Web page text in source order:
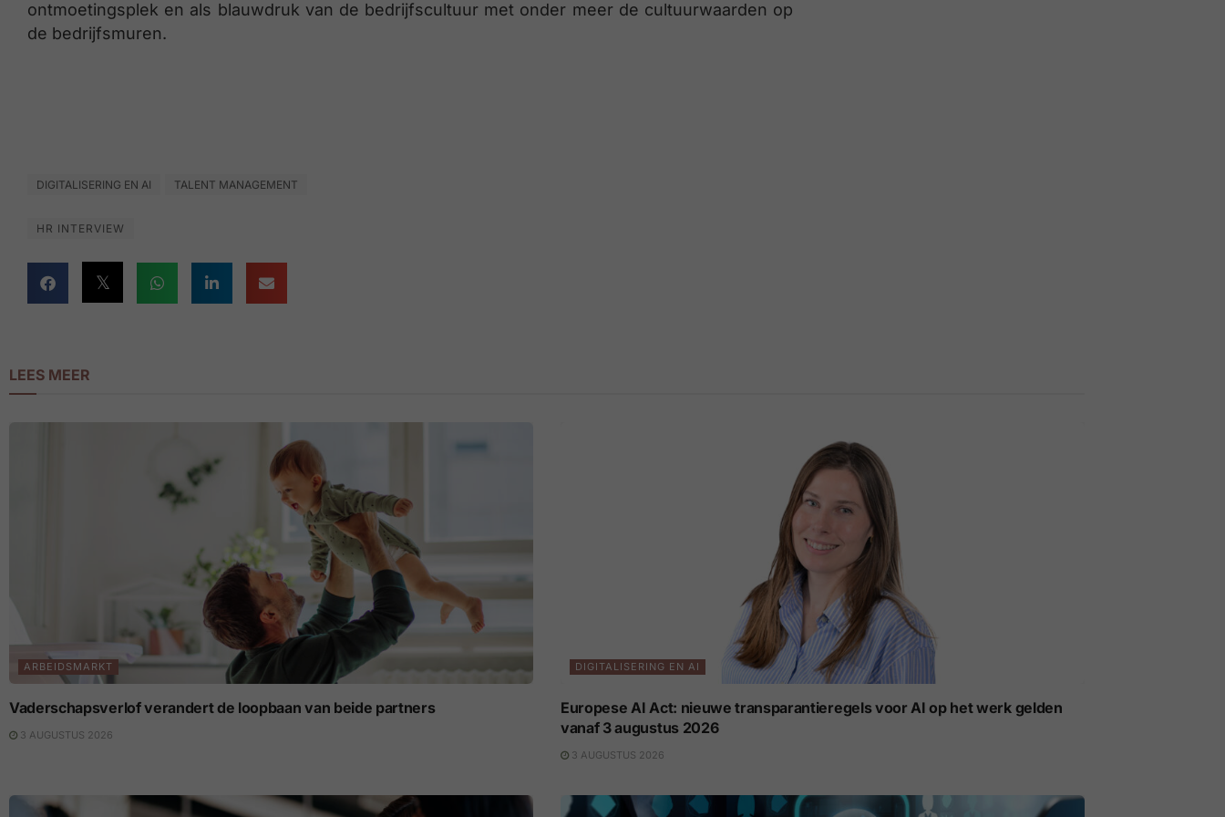
ontmoetingsplek en als blauwdruk van de bedrijfscultuur met onder meer de cultuurwaarden op
de bedrijfsmuren.
DIGITALISERING EN AI TALENT MANAGEMENT
HR INTERVIEW
LEES MEER
ARBEIDSMARKT
Vaderschapsverlof verandert de loopbaan van beide partners
3 AUGUSTUS 2026
DIGITALISERING EN AI
Europese AI Act: nieuwe transparantieregels voor AI op het werk gelden
vanaf 3 augustus 2026
3 AUGUSTUS 2026